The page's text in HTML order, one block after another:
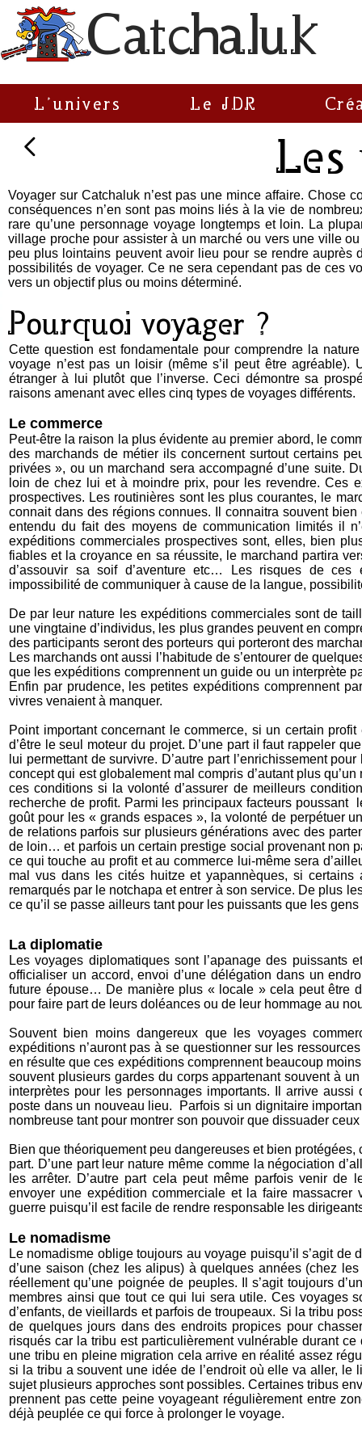
Catchaluk
L'univers Le JDR
Les
Voyager sur Catchaluk n’est pas une mince affaire. Chose
conséquences n’en sont pas moins liés à la vie de
rare qu’une personnage voyage longtemps et loin. La
village proche pour assister à un marché ou vers une ville
peu plus lointains peuvent avoir lieu pour se rendre
possibilités de voyager. Ce ne sera cependant pas de ces
vers un objectif plus ou moins déterminé.
Pourquoi voyager ?
Cette question est fondamentale pour comprendre la
voyage n’est pas un loisir (même s’il peut être
étranger à lui plutôt que l’inverse. Ceci démontre sa
raisons amenant avec elles cinq types de voyages différents.
Le commerce
Peut-être la raison la plus évidente au premier abord, le
des marchands de métier ils concernent surtout certains
privées », ou un marchand sera accompagné d’une suite.
loin de chez lui et à moindre prix, pour les revendre. Ces
prospectives. Les routinières sont les plus courantes, le
connait dans des régions connues. Il connaitra souvent
entendu du fait des moyens de communication limités il
expéditions commerciales prospectives sont, elles, bien
fiables et la croyance en sa réussite, le marchand partira
d’assouvir sa soif d’aventure etc… Les risques de ces
impossibilité de communiquer à cause de la langue,
De par leur nature les expéditions commerciales sont de
une vingtaine d’individus, les plus grandes peuvent en
des participants seront des porteurs qui porteront des
Les marchands ont aussi l’habitude de s’entourer de
que les expéditions comprennent un guide ou un interprète
Enfin par prudence, les petites expéditions comprennent
vivres venaient à manquer.
Point important concernant le commerce, si un certain
d’être le seul moteur du projet. D’une part il faut rappeler
lui permettant de survivre. D’autre part l’enrichissement
concept qui est globalement mal compris d’autant plus
ces conditions si la volonté d’assurer de meilleurs
recherche de profit. Parmi les principaux facteurs poussant
goût pour les « grands espaces », la volonté de perpétuer
de relations parfois sur plusieurs générations avec des
de loin… et parfois un certain prestige social provenant non
ce qui touche au profit et au commerce lui-même sera
mal vus dans les cités huitze et yapannèques, si
remarqués par le notchapa et entrer à son service. De plus
ce qu’il se passe ailleurs tant pour les puissants que les
La diplomatie
Les voyages diplomatiques sont l’apanage des
officialiser un accord, envoi d’une délégation dans un
future épouse… De manière plus « locale » cela peut être
pour faire part de leurs doléances ou de leur hommage au
Souvent bien moins dangereux que les voyages
expéditions n’auront pas à se questionner sur les
en résulte que ces expéditions comprennent beaucoup
souvent plusieurs gardes du corps appartenant souvent à
interprètes pour les personnages importants. Il arrive
poste dans un nouveau lieu. Parfois si un dignitaire
nombreuse tant pour montrer son pouvoir que dissuader
Bien que théoriquement peu dangereuses et bien
part. D’une part leur nature même comme la négociation
les arrêter. D’autre part cela peut même parfois venir
envoyer une expédition commerciale et la faire
guerre puisqu’il est facile de rendre responsable les
Le nomadisme
Le nomadisme oblige toujours au voyage puisqu’il s’agit
d’une saison (chez les alipus) à quelques années (chez
réellement qu’une poignée de peuples. Il s’agit toujours
membres ainsi que tout ce qui lui sera utile. Ces voyages
d’enfants, de vieillards et parfois de troupeaux. Si la tribu
de quelques jours dans des endroits propices pour
risqués car la tribu est particulièrement vulnérable durant
une tribu en pleine migration cela arrive en réalité assez
si la tribu a souvent une idée de l’endroit où elle va aller, le
sujet plusieurs approches sont possibles. Certaines tribus
prennent pas cette peine voyageant régulièrement entre
déjà peuplée ce qui force à prolonger le voyage.